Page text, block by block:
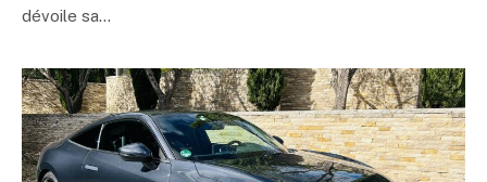
dévoile sa…